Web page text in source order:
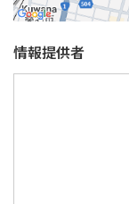
情報提供者